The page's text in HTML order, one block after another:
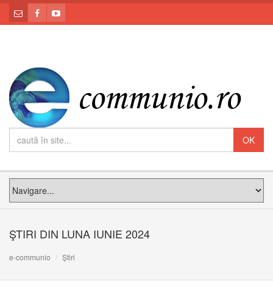
ŞTIRI DIN LUNA IUNIE 2024
e-communio Știri